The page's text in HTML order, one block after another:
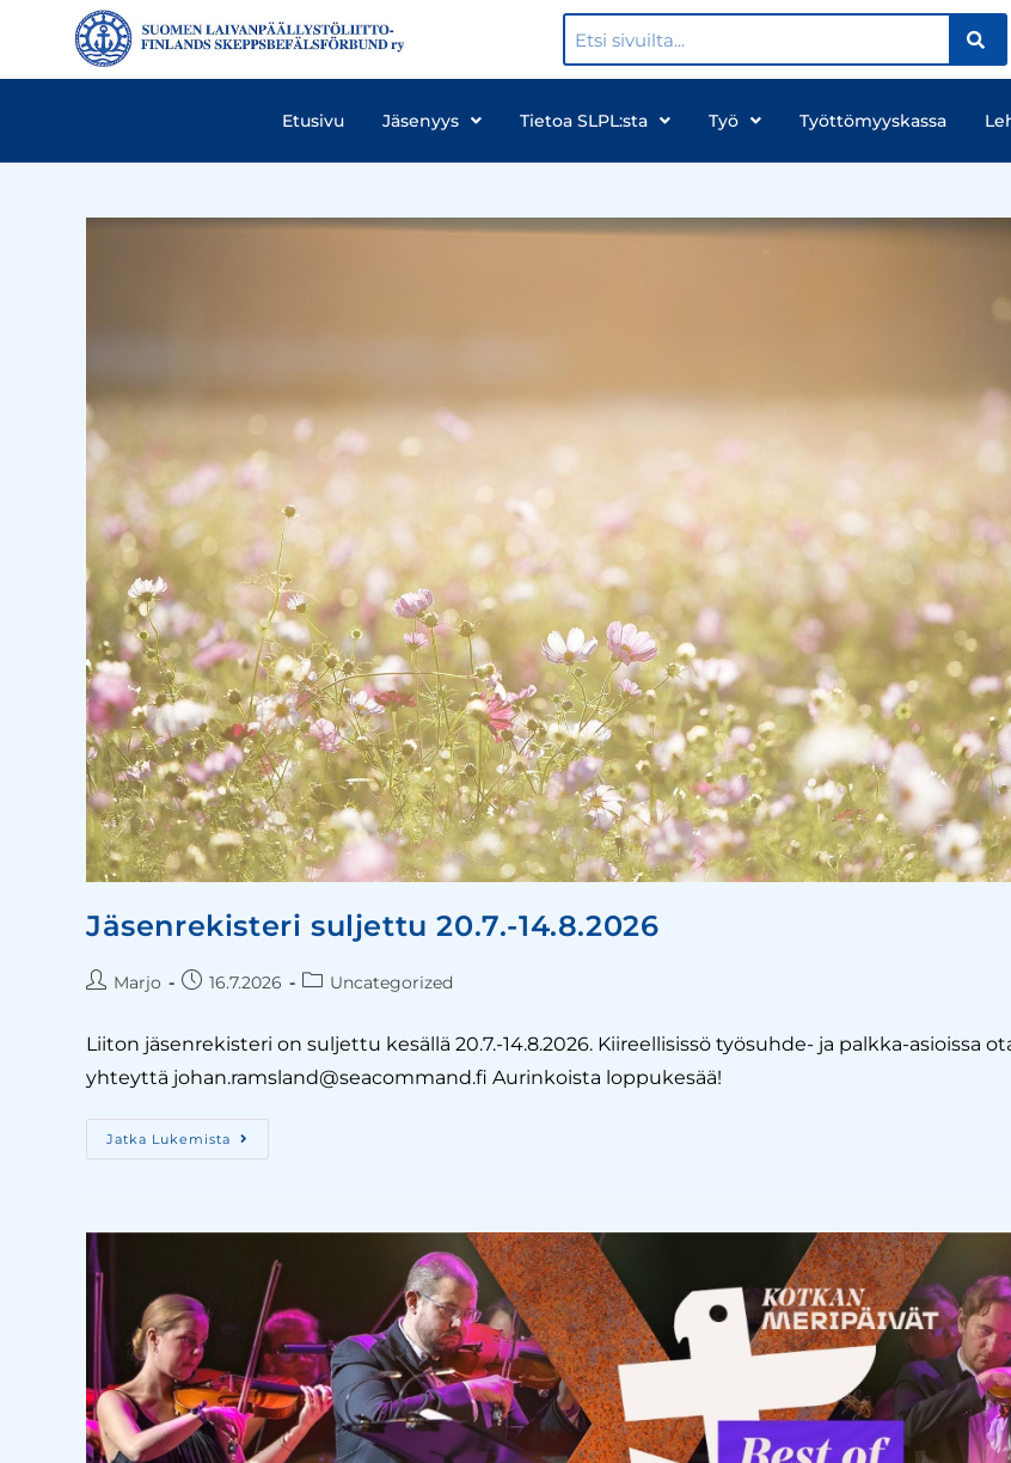
Etusivu Jäsenyys Tietoa SLPL:sta Työ Työttömyyskassa
Jäsenrekisteri suljettu 20.7.-14.8.2026
Marjo 16.7.2026 Uncategorized
Liiton jäsenrekisteri on suljettu kesällä 20.7.-14.8.2026. Kiireellisissö työsuhde- ja palkka-asioissa
yhteyttä johan.ramsland@seacommand.fi Aurinkoista loppukesää!
Jatka Lukemista